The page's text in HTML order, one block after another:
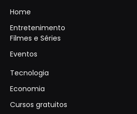
Home
Entretenimento
Filmes e Séries
Eventos
Tecnologia
Economia
Cursos gratuitos